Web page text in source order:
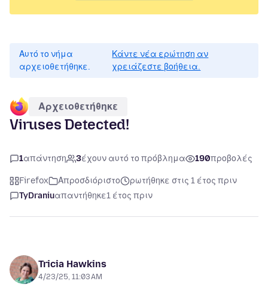
Αυτό το νήμα
αρχειοθετήθηκε.
Κάντε νέα ερώτηση αν
χρειάζεστε βοήθεια.
Αρχειοθετήθηκε
Viruses Detected!
1απάντηση 3έχουν αυτό το πρόβλημα 190προβολές
Firefox Απροσδιόριστο
ρωτήθηκε στις 1 έτος πριν
TyDraniuαπαντήθηκε1 έτος πριν
Tricia Hawkins
4/23/25, 11:03 AM